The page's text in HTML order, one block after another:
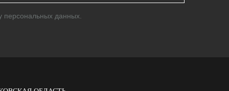
персональных данных.